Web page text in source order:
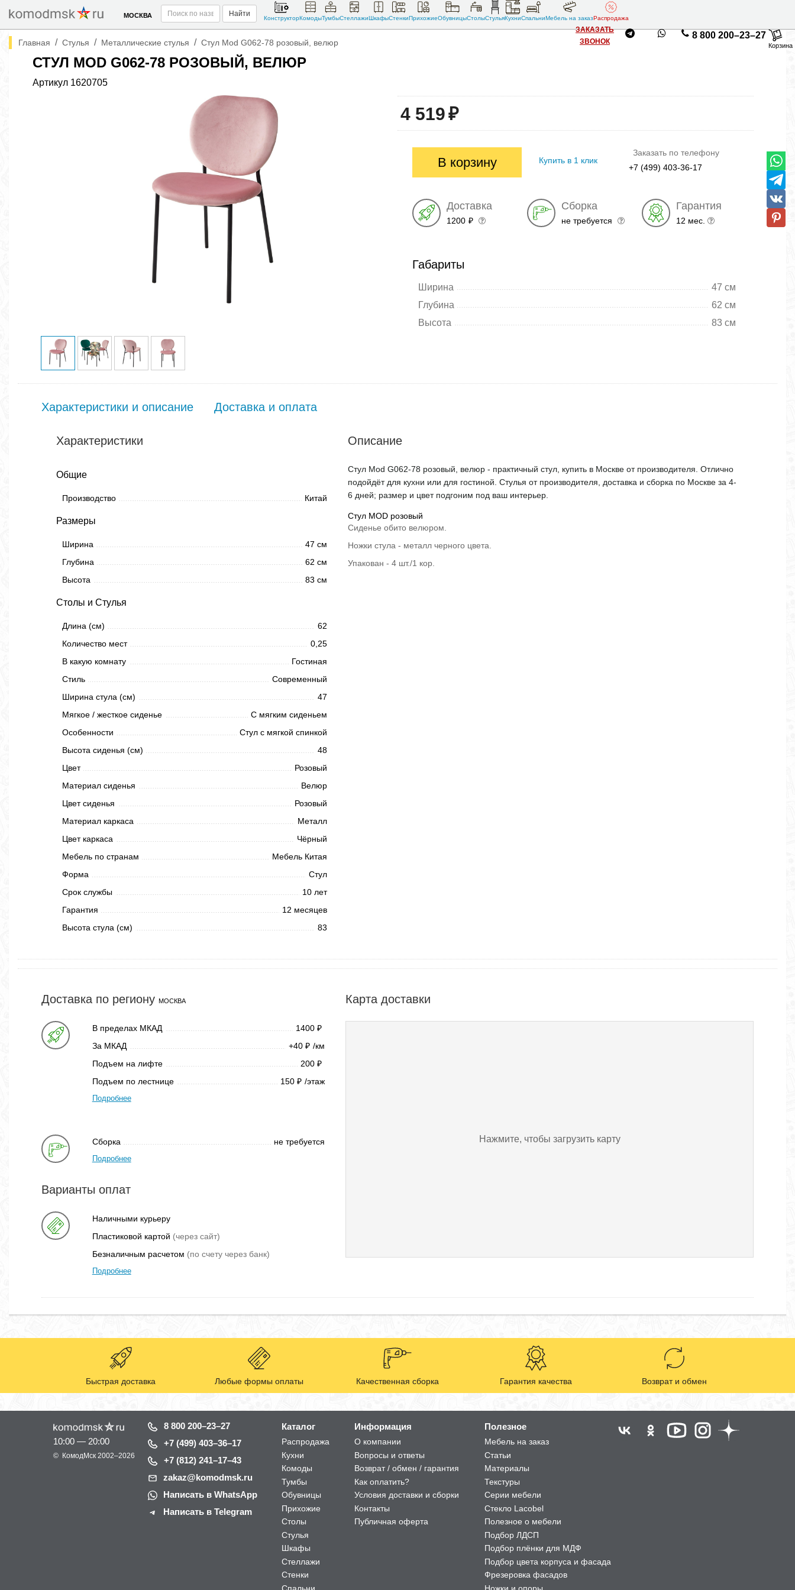
МОСКВА Найти
КонструкторКомодыТумбыСтеллажиШкафыСтенкиПрихожиеОбувницыСтолыСтульяКухниСпальниМебель на заказРаспродажа
ЗАКАЗАТЬ
ЗВОНОК
8 800 200–23–27
Корзина
Главная / Стулья / Металлические стулья / Стул Mod G062-78 розовый, велюр
СТУЛ MOD G062-78 РОЗОВЫЙ, ВЕЛЮР
Артикул 1620705
4 519₽
В корзину Купить в 1 клик
Заказать по телефону
+7 (499) 403-36-17
Доставка
1200 ₽
Сборка
не требуется
Гарантия
12 мес.
Габариты
Ширина
47 см
Глубина
62 см
Высота
83 см
Характеристики и описание Доставка и оплата
Характеристики
Общие
Производство Китай
Размеры
Ширина
47 см
Глубина
62 см
Высота
83 см
Столы и Стулья
Длина (см)
62
Количество мест
0,25
В какую комнату
Гостиная
Стиль
Современный
Ширина стула (см)
47
Мягкое / жесткое сиденье
С мягким сиденьем
Особенности
Стул с мягкой спинкой
Высота сиденья (см)
48
Цвет
Розовый
Материал сиденья
Велюр
Цвет сиденья
Розовый
Материал каркаса
Металл
Цвет каркаса
Чёрный
Мебель по странам
Мебель Китая
Форма
Стул
Срок службы
10 лет
Гарантия
12 месяцев
Высота стула (см)
83
Описание
Стул Mod G062-78 розовый, велюр - практичный стул, купить в Москве от производителя. Отлично
подойдёт для кухни или для гостиной. Стулья от производителя, доставка и сборка по Москве за 4-
6 дней; размер и цвет подгоним под ваш интерьер.
Стул MOD розовый
Сиденье обито велюром.
Ножки стула - металл черного цвета.
Упакован - 4 шт./1 кор.
Доставка по региону МОСКВА
В пределах МКАД 1400 ₽
За МКАД +40 ₽ /км
Подъем на лифте
200 ₽
Подъем по лестнице 150 ₽ /этаж
Подробнее
Сборка не требуется
Подробнее
Варианты оплат
Наличными курьеру
Пластиковой картой (через сайт)
Безналичным расчетом (по счету через банк)
Подробнее
Карта доставки
Нажмите, чтобы загрузить карту
Быстрая доставка Любые формы оплаты Качественная сборка Гарантия качества Возврат и обмен
10:00 — 20:00
© КомодМск 2002–2026
8 800 200–23–27
+7 (499) 403–36–17
+7 (812) 241–17–43
zakaz@komodmsk.ru
Написать в WhatsApp
Написать в Telegram
Каталог
Распродажа
Кухни
Комоды
Тумбы
Обувницы
Прихожие
Столы
Стулья
Шкафы
Стеллажи
Стенки
Спальни
Информация
О компании
Вопросы и ответы
Возврат / обмен / гарантия
Как оплатить?
Условия доставки и сборки
Контакты
Публичная оферта
Полезное
Мебель на заказ
Статьи
Материалы
Текстуры
Серии мебели
Стекло Lacobel
Полезное о мебели
Подбор ЛДСП
Подбор плёнки для МДФ
Подбор цвета корпуса и фасада
Фрезеровка фасадов
Ножки и опоры